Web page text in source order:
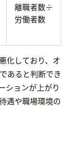
離職者数÷
労働者数
化しており、オ
あると判断でき
ションが上がり
遇や職場環境の